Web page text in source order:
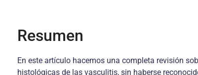
Resumen
En este artículo hacemos una completa revisión
histológicas de las vasculitis, sin haberse